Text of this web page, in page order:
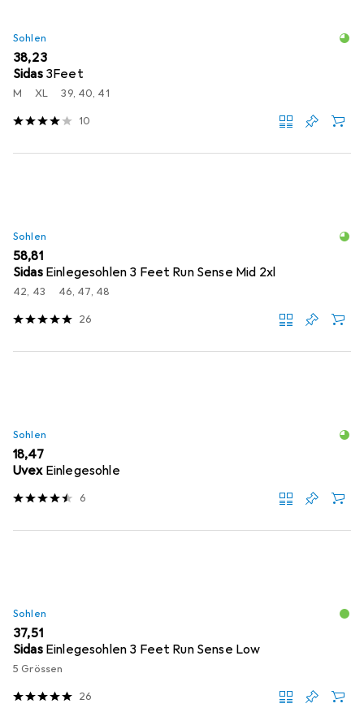
Sohlen
EUR
38,23
Sidas 3Feet
M XL 39, 40, 41
10
Sohlen
EUR
58,81
Sidas Einlegesohlen 3 Feet Run Sense Mid 2xl
42, 43 46, 47, 48
26
Sohlen
EUR
18,47
Uvex Einlegesohle
6
Sohlen
EUR
37,51
Sidas Einlegesohlen 3 Feet Run Sense Low
5 Grössen
26